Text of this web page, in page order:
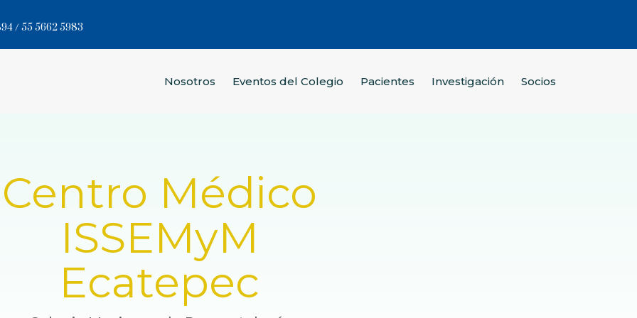
/ 55 5662 5983
Nosotros Eventos del Colegio Pacientes Investigación Socios
Centro Médico
ISSEMyM
Ecatepec